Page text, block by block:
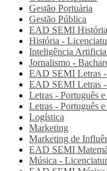
Gestão Portuária
Gestão Pública
EAD SEMI
História -
Inteligência
Jornalismo -
EAD SEMI Letras
EAD SEMI Letras
Letras - Português
Letras - Português
Logística
Marketing
Marketing de
EAD SEMI
Música -